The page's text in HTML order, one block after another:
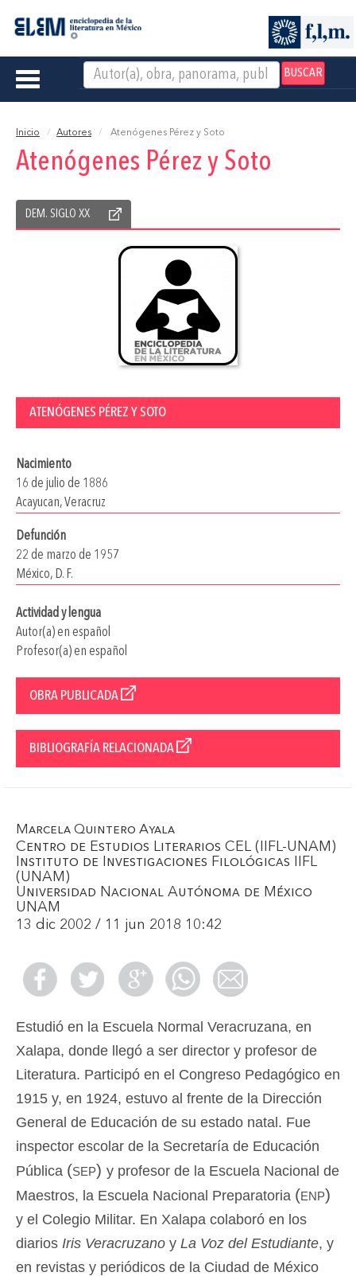
BUSCAR
Toggle
Inicio Autores Atenógenes Pérez y Soto
Atenógenes Pérez y Soto
DEM. SIGLO XX
ATENÓGENES PÉREZ Y SOTO
Nacimiento
16 de julio de 1886
Acayucan, Veracruz
Defunción
22 de marzo de 1957
México, D. F.
Actividad y lengua
Autor(a) en español
Profesor(a) en español
OBRA PUBLICADA
BIBLIOGRAFÍA RELACIONADA
Marcela Quintero Ayala
Centro de Estudios Literarios CEL (IIFL-UNAM)
Instituto de Investigaciones Filológicas IIFL
(UNAM)
Universidad Nacional Autónoma de México
UNAM
13 dic 2002 / 11 jun 2018 10:42
Estudió en la Escuela Normal Veracruzana, en
Xalapa, donde llegó a ser director y profesor de
Literatura. Participó en el Congreso Pedagógico en
1915 y, en 1924, estuvo al frente de la Dirección
General de Educación de su estado natal. Fue
inspector escolar de la Secretaría de Educación
Pública (sep) y profesor de la Escuela Nacional de
Maestros, la Escuela Nacional Preparatoria (enp)
y el Colegio Militar. En Xalapa colaboró en los
diarios Iris Veracruzano y La Voz del Estudiante, y
en revistas y periódicos de la Ciudad de México